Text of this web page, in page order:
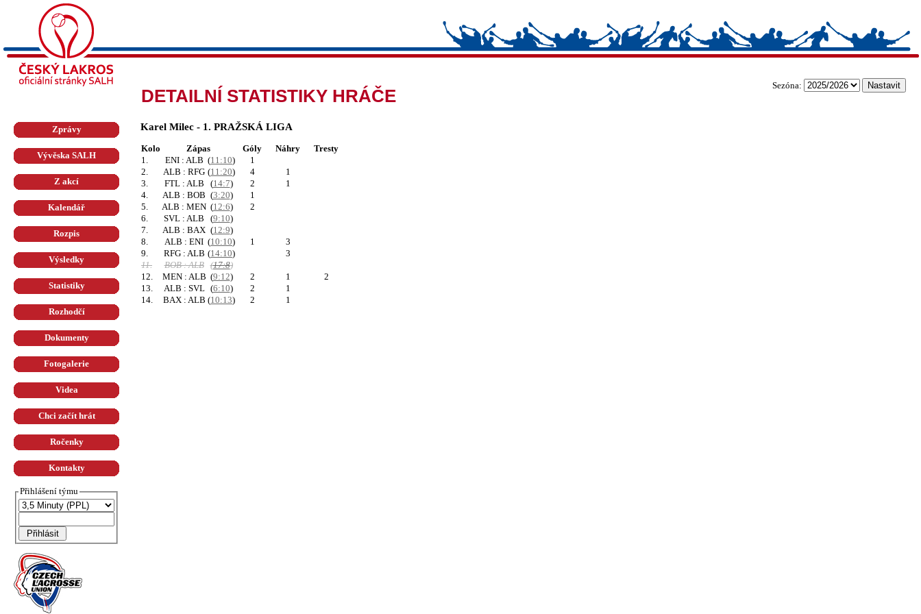
DETAILNÍ STATISTIKY HRÁČE
Sezóna:
Zprávy
Vývěska SALH
Z akcí
Kalendář
Rozpis
Výsledky
Statistiky
Rozhodčí
Dokumenty
Fotogalerie
Videa
Chci začít hrát
Ročenky
Kontakty
Přihlášení týmu
Karel Milec - 1. PRAŽSKÁ LIGA
Kolo Zápas Góly Náhry
Tresty
1.
ENI : ALB (11:10)
1
2.
ALB : RFG (11:20) 4
1
3.
FTL : ALB (14:7) 2
1
4.
ALB : BOB (3:20)
1
5.
ALB : MEN (12:6)
2
6.
SVL : ALB (9:10)
7.
ALB : BAX (12:9)
8.
ALB : ENI (10:10) 1
3
9.
RFG : ALB (14:10)
3
11.
BOB : ALB (17:8)
12.
MEN : ALB (9:12) 2 1
2
13.
ALB : SVL (6:10) 2
1
14.
BAX : ALB (10:13) 2 1